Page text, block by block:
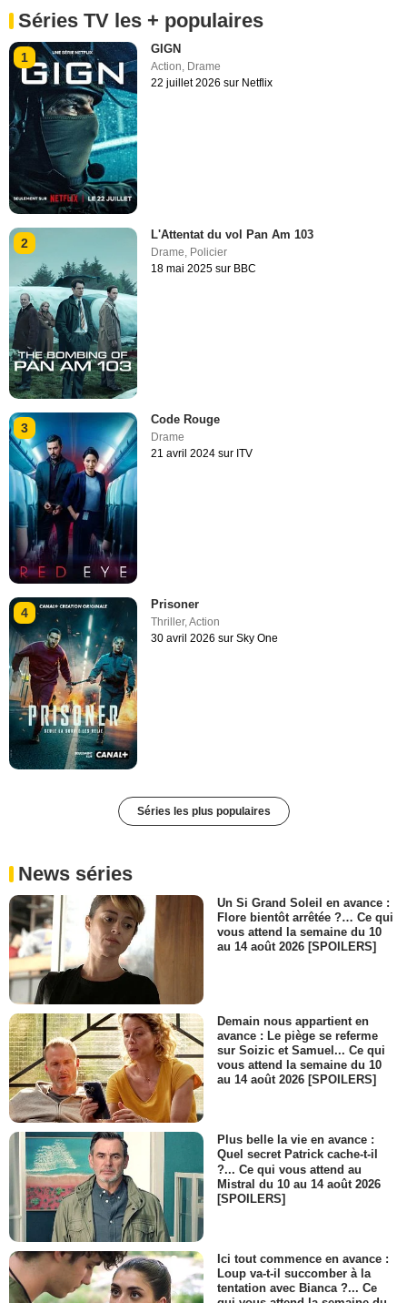
Séries TV les + populaires
1
GIGN
Action, Drame
22 juillet 2026 sur Netflix
2
L'Attentat du vol Pan Am 103
Drame Policier
18 mai 2025 sur BBC
3
Code Rouge
Drame
21 avril 2024 sur ITV
4
Prisoner
Thriller,Action
30 avril 2026 sur Sky One
Séries les plus populaires
News séries
Un Si Grand Soleil en avance :
Flore bientôt arrêtée ?… Ce qui
vous attend la semaine du 10
au 14 août 2026 [SPOILERS]
Demain nous appartient en
avance : Le piège se referme
sur Soizic et Samuel... Ce qui
vous attend la semaine du 10
au 14 août 2026 [SPOILERS]
Plus belle la vie en avance :
Quel secret Patrick cache-t-il
?... Ce qui vous attend au
Mistral du 10 au 14 août 2026
[SPOILERS]
Ici tout commence en avance :
Loup va-t-il succomber à la
tentation avec Bianca ?... Ce